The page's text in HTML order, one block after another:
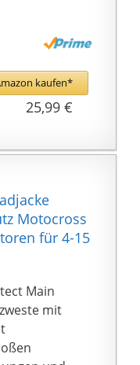
und
für Ihre
zur
vor dem
wichtig,
Zeit zu
können
und
den
als
kaufen*
25,99 €
Motocross
für 4-15
Main
mit